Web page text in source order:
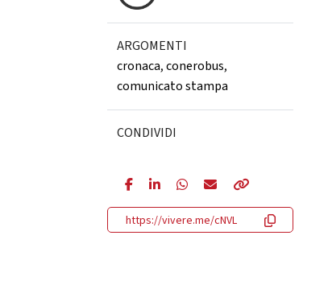
ARGOMENTI
cronaca,conerobus,
comunicato stampa
CONDIVIDI
https://vivere.me/cNVL